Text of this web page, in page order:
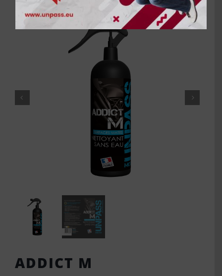
ADDICT M